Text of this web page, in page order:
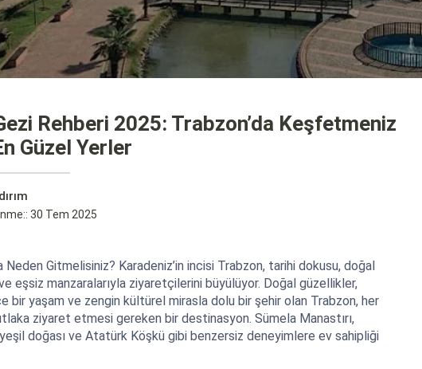
Rehberi 2025: Trabzon’da Keşfetmeniz
Güzel Yerler
30 Tem 2025
Neden Gitmelisiniz? Karadeniz’in incisi Trabzon, tarihi dokusu, doğal
eşsiz manzaralarıyla ziyaretçilerini büyülüyor. Doğal güzellikler,
bir yaşam ve zengin kültürel mirasla dolu bir şehir olan Trabzon, her
ziyaret etmesi gereken bir destinasyon. Sümela Manastırı,
yeşil doğası ve Atatürk Köşkü gibi benzersiz deneyimlere ev sahipliği